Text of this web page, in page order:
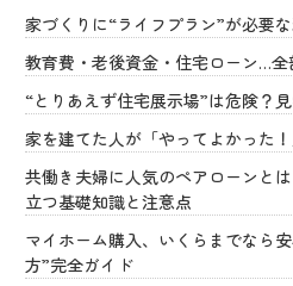
家づくりに“ライフプラン”が必要
教育費・老後資金・住宅ローン…
“とりあえず住宅展示場”は危険？
家を建てた人が「やってよかった
共働き夫婦に人気のペアローンと
立つ基礎知識と注意点
マイホーム購入、いくらまでなら
方”完全ガイド